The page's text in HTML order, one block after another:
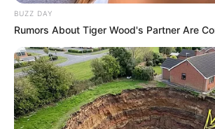
BUZZ DAY
Rumors About Tiger Wood's Partner Are